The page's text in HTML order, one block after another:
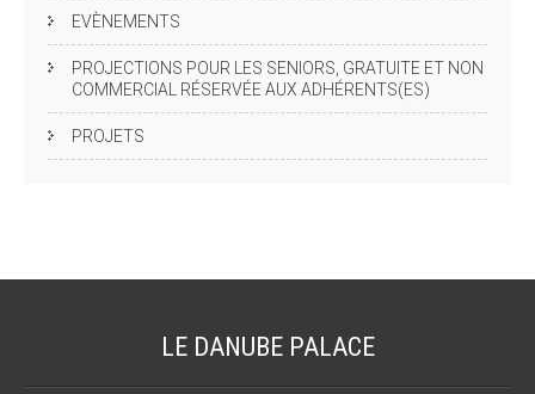
EVÈNEMENTS
PROJECTIONS POUR LES SENIORS, GRATUITE ET NON
COMMERCIAL RÉSERVÉE AUX ADHÉRENTS(ES)
PROJETS
LE DANUBE PALACE